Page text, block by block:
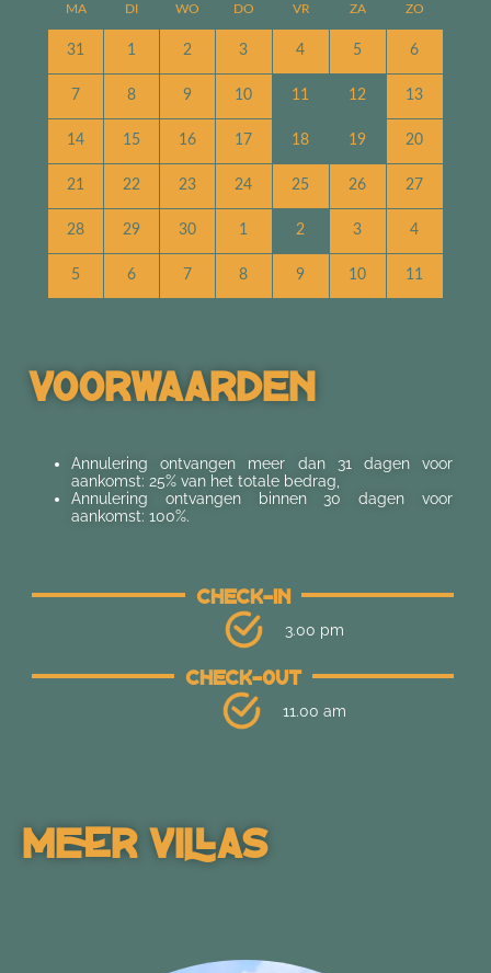
MA DI WO DO VR ZA ZO
31 1 2 3 4 5 6
7 8 9 10 11 12 13
14 15 16 17 18 19 20
21 22 23 24 25 26 27
28 29 30 1 2 3 4
5 6 7 8 9 10 11
Voorwaarden
Annulering ontvangen meer dan 31 dagen voor
aankomst: 25% van het totale bedrag,
Annulering ontvangen binnen 30 dagen voor
aankomst: 100%.
Check-In
Check-Out
3.00 pm
11.00 am
Meer Villas